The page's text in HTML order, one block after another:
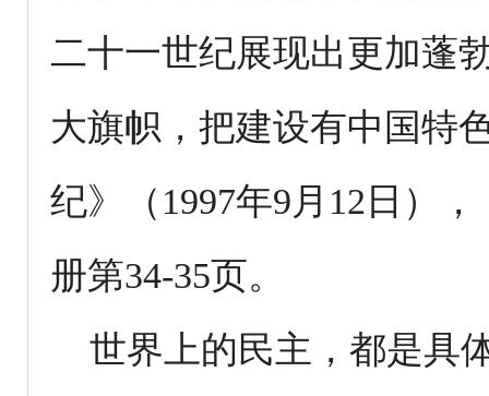
二十一世纪展现出更加蓬
大旗帜，把建设有中国特
纪》（1997年9月12日）
册第34-35页。
世界上的民主，都是具